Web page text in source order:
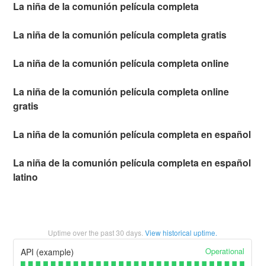
La niña de la comunión película completa
La niña de la comunión película completa gratis
La niña de la comunión película completa online
La niña de la comunión película completa online
gratis
La niña de la comunión película completa en español
La niña de la comunión película completa en español
latino
Uptime over the past30 days. View historical uptime.
API (example) Operational